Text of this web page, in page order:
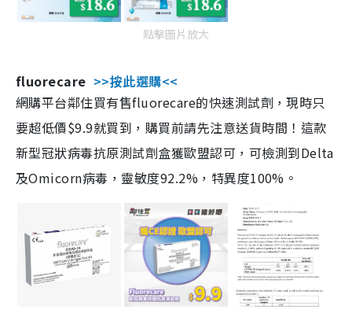
點擊圖片放大
fluorecare >>按此選購<<
網購平台鄰住買有售fluorecare的快速測試劑，現時只
要超低價$9.9就買到，購買前請先注意送貨時間！這款
新型冠狀病毒抗原測試劑盒獲歐盟認可，可檢測到Delta
及Omicorn病毒，靈敏度92.2%，特異度100%。